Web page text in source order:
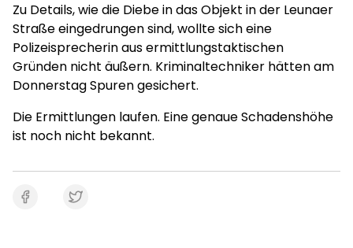
Zu Details, wie die Diebe in das Objekt in der Leunaer
Straße eingedrungen sind, wollte sich eine
Polizeisprecherin aus ermittlungstaktischen
Gründen nicht äußern. Kriminaltechniker hätten am
Donnerstag Spuren gesichert.
Die Ermittlungen laufen. Eine genaue Schadenshöhe
ist noch nicht bekannt.